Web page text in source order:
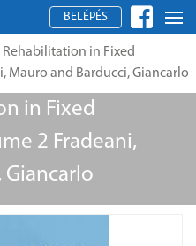
BELÉPÉS
Rehabilitation in Fixed
Mauro and Barducci, Giancarlo
in Fixed
2 Fradeani,
Giancarlo